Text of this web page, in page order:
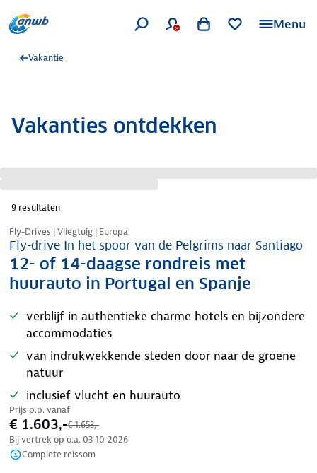
Menu
Vakantie
Vakanties ontdekken
9 resultaten
Nazomer korting
Fly-Drives | Vliegtuig | Europa
Fly-drive In het spoor van de Pelgrims naar Santiago
12- of 14-daagse rondreis met
huurauto in Portugal en Spanje
verblijf in authentieke charme hotels en bijzondere
accommodaties
van indrukwekkende steden door naar de groene
natuur
inclusief vlucht en huurauto
Prijs p.p. vanaf
€ 1.603,-€ 1.653,-
Bij vertrek op o.a. 03-10-2026
Complete reissom
Nazomer korting